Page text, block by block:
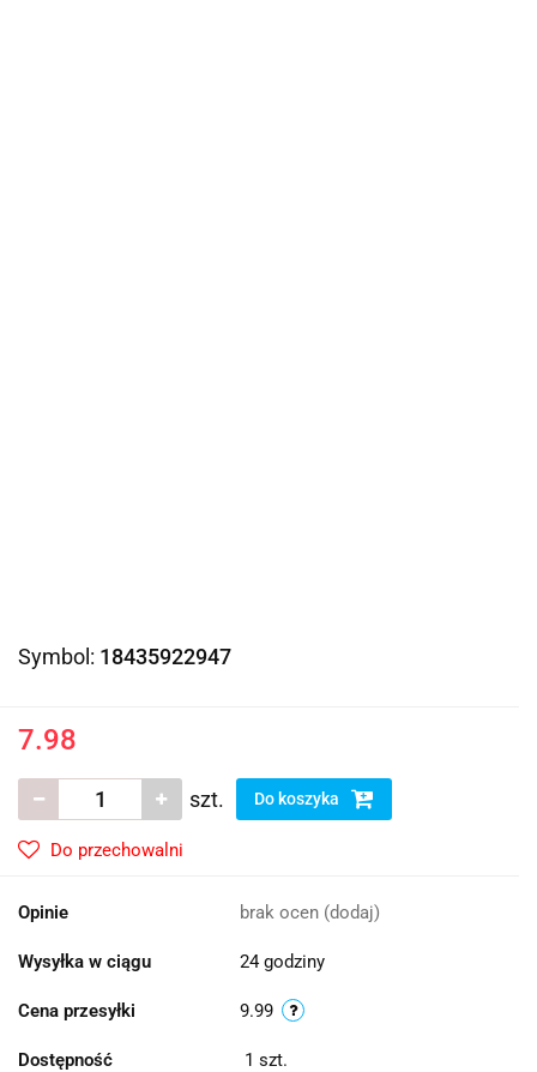
Symbol: 18435922947
7.98
szt. Do koszyka
Do przechowalni
Opinie brak ocen (dodaj)
Wysyłka w ciągu 24 godziny
Cena przesyłki 9.99
Dostępność 1 szt.